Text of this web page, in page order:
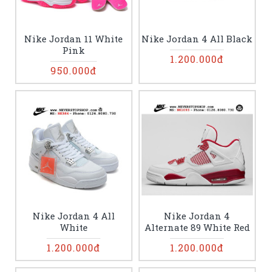
Nike Jordan 11 White
Pink
950.000đ
Nike Jordan 4 All Black
1.200.000đ
Nike Jordan 4 All
White
1.200.000đ
Nike Jordan 4
Alternate 89 White Red
1.200.000đ